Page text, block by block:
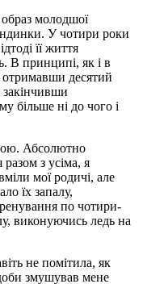
молодшої
У чотири роки
її життя
В принципі, як і в
отримавши десятий
закінчивши
більше ні до чого і
Абсолютно
разом з усіма, я
мої родичі, але
їх запалу,
по чотири-
виконуючись ледь на
не помітила, як
змушував мене